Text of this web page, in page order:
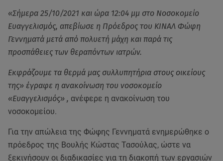
«Σήμερα 25/10/2021 και ώρα 12:04 μμ στο Νοσοκομείο
Ευαγγελισμός, απεβίωσε η Πρόεδρος του ΚΙΝΑΛ Φώφη
Γεννηματά μετά από πολυετή μάχη και παρά τις
προσπάθειες των θεραπόντων ιατρών.
Εκφράζουμε τα θερμά μας συλλυπητήρια στους οικείους
της» έγραφε η ανακοίνωση του νοσοκομείο
«Ευαγγελισμός» , ανέφερε η ανακοίνωση του
νοσοκομείου.
Για την απώλεια της Φώφης Γεννηματά ενημερώθηκε ο
πρόεδρος της Βουλής Κώστας Τασούλας, ώστε να
ξεκινήσουν οι διαδικασίες για τη διακοπή των εργασιών